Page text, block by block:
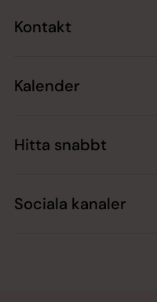
Kontakt
Kalender
Hitta snabbt
Sociala kanaler